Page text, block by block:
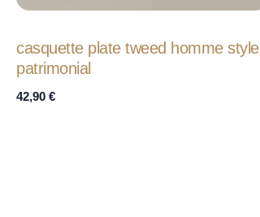
casquette plate tweed homme style
patrimonial
42,90€